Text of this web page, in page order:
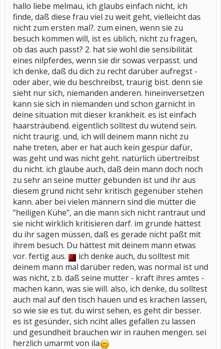
hallo liebe melmau, ich glaubs einfach nicht, ich
finde, daß diese frau viel zu weit geht, vielleicht das
nicht zum ersten mal?. zum einen, wenn sie zu
besuch kommen will, ist es üblich, nicht zu fragen,
ob das auch passt? 2. hat sie wohl die sensibilität
eines nilpferdes, wenn sie dir sowas verpasst. und
ich denke, daß du dich zu recht darüber aufregst -
oder aber, wie du beschreibst, traurig bist. denn sie
sieht nur sich, niemanden anderen. hineinversetzen
kann sie sich in niemanden und schon garnicht in
deine situation mit dieser krankheit. es ist einfach
haarsträubend. eigentlich solltest du wütend sein.
nicht traurig. und, ich will deinem mann nicht zu
nahe treten, aber er hat auch kein gespür dafür,
was geht und was nicht geht. natürlich übertreibst
du nicht. ich glaube auch, daß dein mann doch noch
zu sehr an seine mutter gebunden ist und ihr aus
diesem grund nicht sehr kritisch gegenüber stehen
kann. aber bei vielen männern sind die mütter die
"heiligen Kühe", an die mann sich nicht rantraut und
sie nicht wirklich kritisieren darf. im grunde hättest
du ihr sagen müssen, daß es gerade nicht paßt mit
ihrem besuch. Du hättest mit deinem mann etwas
vor. fertig aus.
ich denke auch, du solltest mit
deinem mann mal darüber reden, was normal ist und
was nicht, z.b. daß seine mutter - kraft ihres amtes -
machen kann, was sie will. also, ich denke, du solltest
auch mal auf den tisch hauen und es krachen lassen,
so wie sie es tut. du wirst sehen, es geht dir besser.
es ist gesünder, sich nciht alles gefallen zu lassen
und gesundheit brauchen wir in rauhen mengen. sei
herzlich umarmt von ila